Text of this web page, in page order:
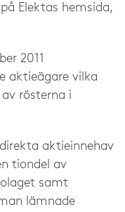
Elektas hemsida,
2011
aktieägare vilka
rösterna i
aktieinnehav
tiondel av
samt
lämnade